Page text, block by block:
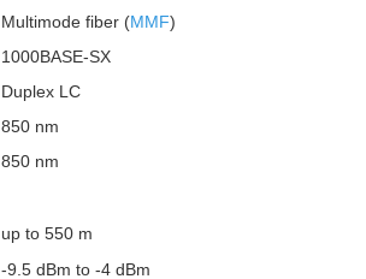
Multimode fiber (MMF)
1000BASE-SX
Duplex LC
850 nm
850 nm
up to 550 m
-9.5 dBm to -4 dBm